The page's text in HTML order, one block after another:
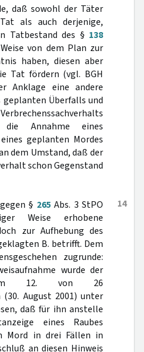
daß sowohl der Täter
als auch derjenige,
Tatbestand des § 138
von dem Plan zur
haben, diesen aber
Tat fördern (vgl. BGH
Anklage eine andere
Überfalls und
die Annahme eines
geplanten Mordes
dem Umstand, daß der
schon Gegenstand
14
§ 265Abs. 3 StPO
Weise erhobene
zur Aufhebung des
B. betrifft. Dem
zugrunde:
wurde der
12. von 26
August 2001) unter
daß für ihn anstelle
eines Raubes
Mord in drei Fällen in
an diesen Hinweis